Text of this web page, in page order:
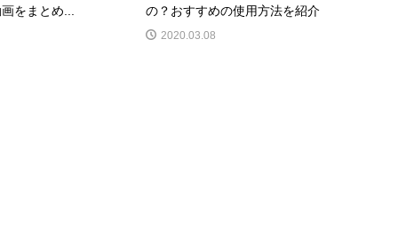
をまとめ...
の？おすすめの使用方法を紹介
2020.03.08